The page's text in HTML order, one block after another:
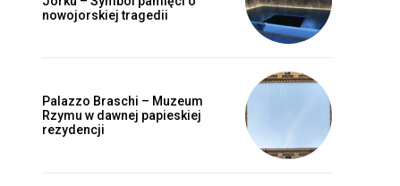
nowojorskiej tragedii
Palazzo Braschi – Muzeum
Rzymu w dawnej papieskiej
rezydencji